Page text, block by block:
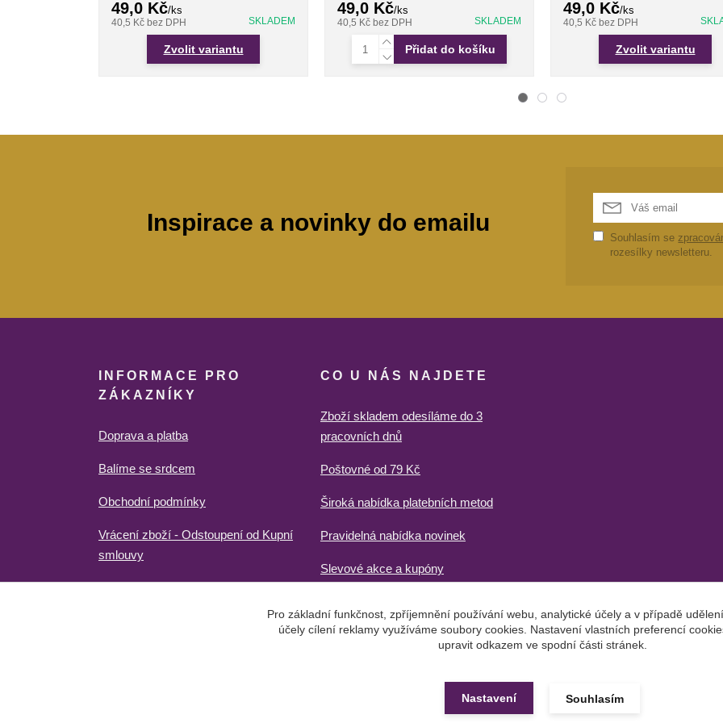
49,0 Kč/ks
40,5 Kč bez DPH SKLADEM
Zvolit variantu
49,0 Kč/ks
40,5 Kč bez DPH SKLADEM
Přidat do košíku
49,0 Kč/ks
40,5 Kč bez DPH
Zvolit variantu
Inspirace a novinky do emailu
Souhlasím se
rozesílky newsletteru.
INFORMACE PRO
ZÁKAZNÍKY
Doprava a platba
Balíme se srdcem
Obchodní podmínky
Vrácení zboží - Odstoupení od Kupní
smlouvy
CO U NÁS NAJDETE
Zboží skladem odesíláme do 3
pracovních dnů
Poštovné od 79 Kč
Široká nabídka platebních metod
Pravidelná nabídka novinek
Slevové akce a kupóny
Pro základní funkčnost, zpříjemnění používání webu, analytické účely a v případě
účely cílení reklamy využíváme soubory cookies. Nastavení vlastních preferencí
upravit odkazem ve spodní části stránek.
Nastavení Souhlasím